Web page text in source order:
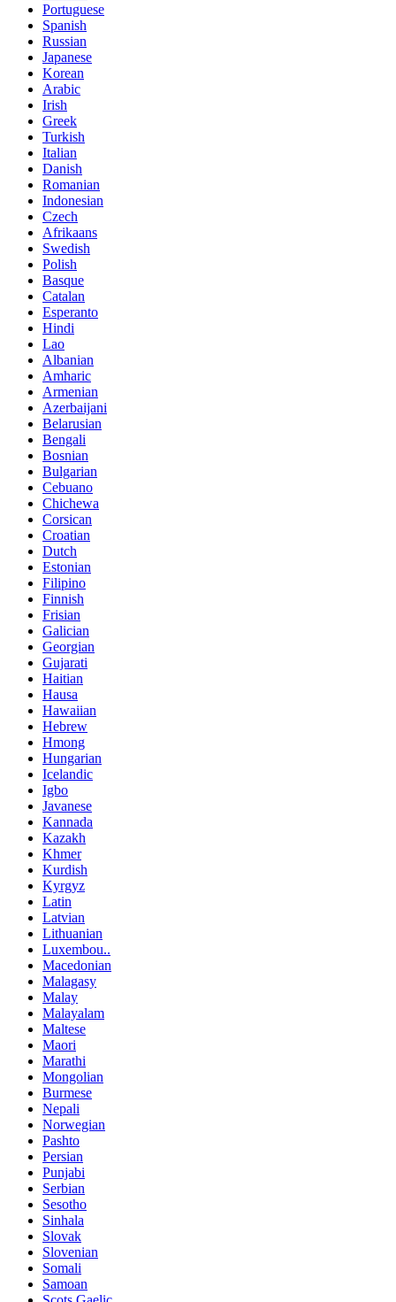
Portuguese
Spanish
Russian
Japanese
Korean
Arabic
Irish
Greek
Turkish
Italian
Danish
Romanian
Indonesian
Czech
Afrikaans
Swedish
Polish
Basque
Catalan
Esperanto
Hindi
Lao
Albanian
Amharic
Armenian
Azerbaijani
Belarusian
Bengali
Bosnian
Bulgarian
Cebuano
Chichewa
Corsican
Croatian
Dutch
Estonian
Filipino
Finnish
Frisian
Galician
Georgian
Gujarati
Haitian
Hausa
Hawaiian
Hebrew
Hmong
Hungarian
Icelandic
Igbo
Javanese
Kannada
Kazakh
Khmer
Kurdish
Kyrgyz
Latin
Latvian
Lithuanian
Luxembou..
Macedonian
Malagasy
Malay
Malayalam
Maltese
Maori
Marathi
Mongolian
Burmese
Nepali
Norwegian
Pashto
Persian
Punjabi
Serbian
Sesotho
Sinhala
Slovak
Slovenian
Somali
Samoan